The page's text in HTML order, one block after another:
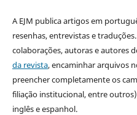
A EJM publica artigos em
resenhas, entrevistas e
colaborações, autoras e autores
da revista, encaminhar arquivos
preencher completamente os
filiação institucional, entre
inglês e espanhol.